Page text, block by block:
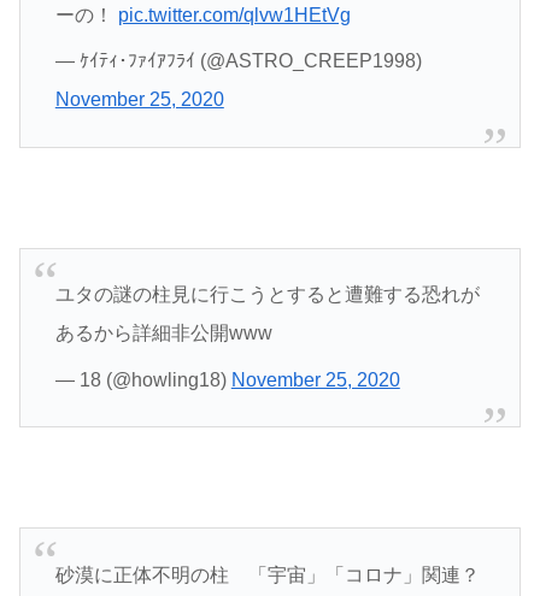
ーの！ pic.twitter.com/qlvw1HEtVg
— ｹｲﾃｨ･ﾌｧｲｱﾌﾗｲ (@ASTRO_CREEP1998)
November 25, 2020
ユタの謎の柱見に行こうとすると遭難する恐れが
あるから詳細非公開www
— 18 (@howling18) November 25, 2020
砂漠に正体不明の柱 「宇宙」「コロナ」関連？